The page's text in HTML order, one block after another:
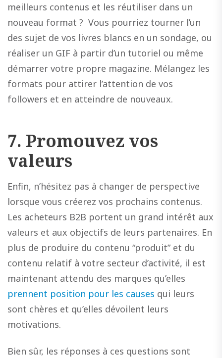
meilleurs contenus et les réutiliser dans un
nouveau format ? Vous pourriez tourner l’un
des sujet de vos livres blancs en un sondage, ou
réaliser un GIF à partir d’un tutoriel ou même
démarrer votre propre magazine. Mélangez les
formats pour attirer l’attention de vos
followers et en atteindre de nouveaux.
7. Promouvez vos
valeurs
Enfin, n’hésitez pas à changer de perspective
lorsque vous créerez vos prochains contenus.
Les acheteurs B2B portent un grand intérêt aux
valeurs et aux objectifs de leurs partenaires. En
plus de produire du contenu “produit” et du
contenu relatif à votre secteur d’activité, il est
maintenant attendu des marques qu’elles
prennent position pour les causes qui leurs
sont chères et qu’elles dévoilent leurs
motivations.
Bien sûr, les réponses à ces questions sont